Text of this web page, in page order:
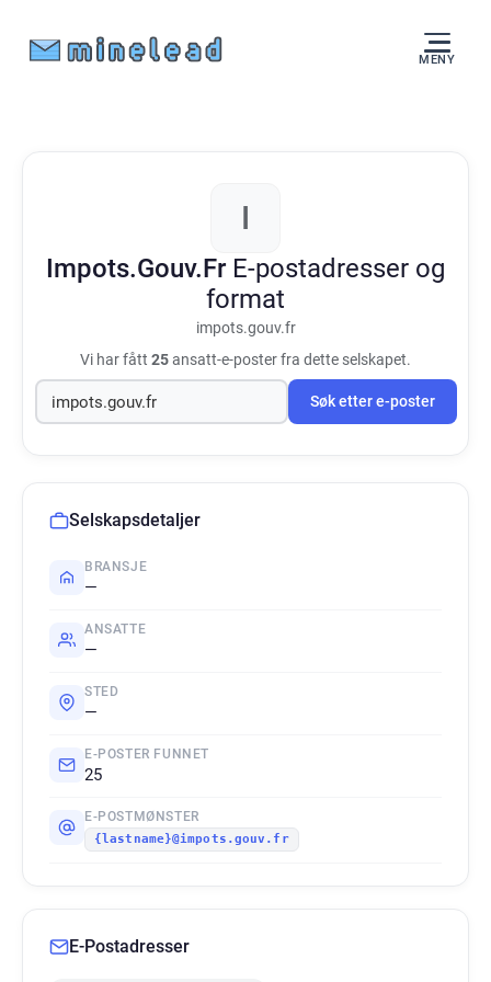
MENY
I
Impots.Gouv.Fr E-postadresser og
format
impots.gouv.fr
Vi har fått 25ansatt-e-poster fra dette selskapet.
Søk etter e-poster
Selskapsdetaljer
BRANSJE
—
ANSATTE
—
STED
—
E-POSTER FUNNET
25
E-POSTMØNSTER
{lastname}@impots.gouv.fr
E-Postadresser